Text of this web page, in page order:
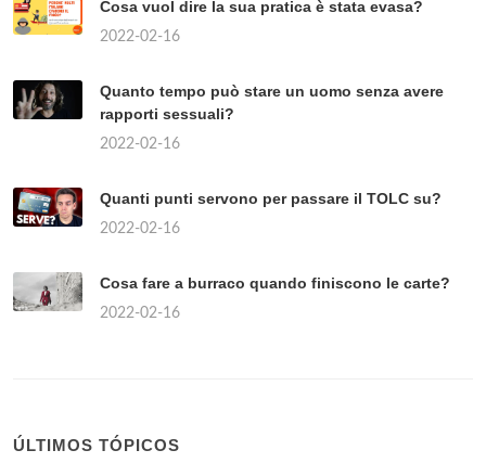
Cosa vuol dire la sua pratica è stata evasa?
2022-02-16
Quanto tempo può stare un uomo senza avere
rapporti sessuali?
2022-02-16
Quanti punti servono per passare il TOLC su?
2022-02-16
Cosa fare a burraco quando finiscono le carte?
2022-02-16
ÚLTIMOS TÓPICOS